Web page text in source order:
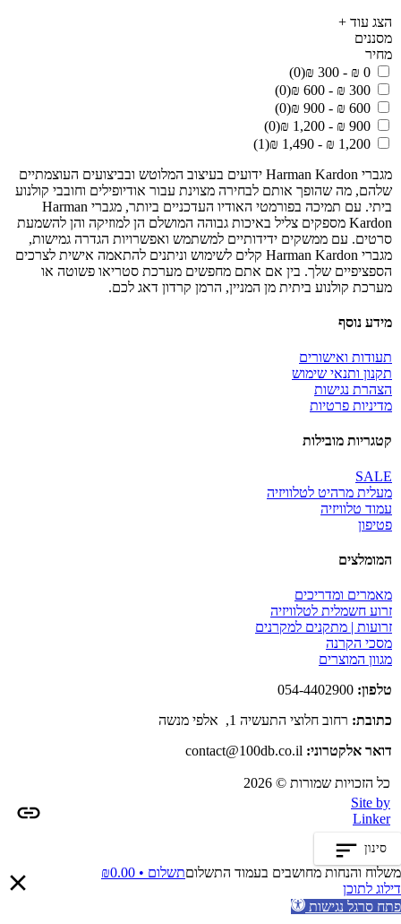
הצג עוד +
מסננים
מחיר
0 ₪ - 300 ₪
(0)
300 ₪ - 600 ₪
(0)
600 ₪ - 900 ₪
(0)
900 ₪ - 1,200 ₪
(0)
1,200 ₪ - 1,490 ₪
(1)
מגברי Harman Kardon ידועים בעיצוב המלוטש ובביצועים העוצמתיים
שלהם, מה שהופך אותם לבחירה מצוינת עבור אודיופילים וחובבי קולנוע
ביתי. עם תמיכה בפורמטי האודיו העדכניים ביותר, מגברי Harman
Kardon מספקים צליל באיכות גבוהה המושלם הן למוזיקה והן להשמעת
סרטים. עם ממשקים ידידותיים למשתמש ואפשרויות הגדרה גמישות,
מגברי Harman Kardon קלים לשימוש וניתנים להתאמה אישית לצרכים
הספציפיים שלך. בין אם אתם מחפשים מערכת סטריאו פשוטה או
מערכת קולנוע ביתית מן המניין, הרמן קרדון דאג לכם.
מידע נוסף
תעודות ואישורים
תקנון ותנאי שימוש
הצהרת נגישות
מדיניות פרטיות
קטגריות מובילות
SALE
מעלית מרהיט לטלוויזיה
עמוד טלוויזיה
פטיפון
המומלצים
מאמרים ומדריכים
זרוע חשמלית לטלוויזיה
זרועות | מתקנים למקרנים
מסכי הקרנה
מגוון המוצרים
טלפון:
כתובת: רחוב חלוצי התעשיה 1, אלפי מנשה
דואר אלקטרוני:
כל הזכויות שמורות © 2026
Site by
Linker
סינון
משלוח והנחות מחושבים בעמוד התשלוםתשלום • ₪0.00
דילוג לתוכן
פתח סרגל נגישות